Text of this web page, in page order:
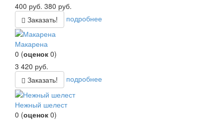
400 руб. 380 руб.
Заказать!
подробнее
Макарена
0 (оценок 0)
3 420 руб.
Заказать!
подробнее
Нежный шелест
0 (оценок 0)